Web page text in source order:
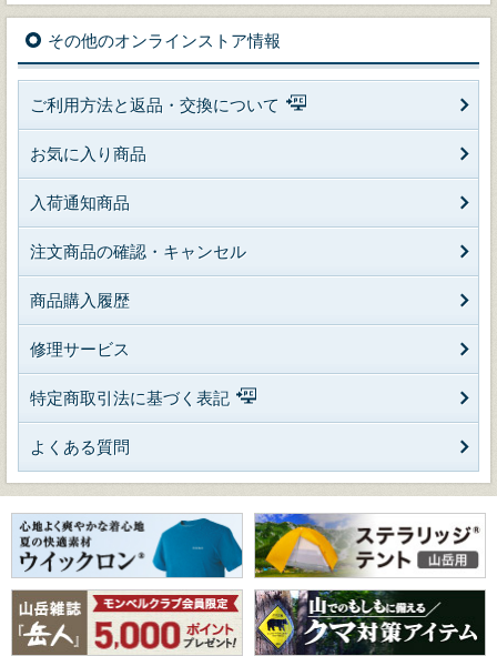
その他のオンラインストア情報
ご利用方法と返品・交換について
お気に入り商品
入荷通知商品
注文商品の確認・キャンセル
商品購入履歴
修理サービス
特定商取引法に基づく表記
よくある質問